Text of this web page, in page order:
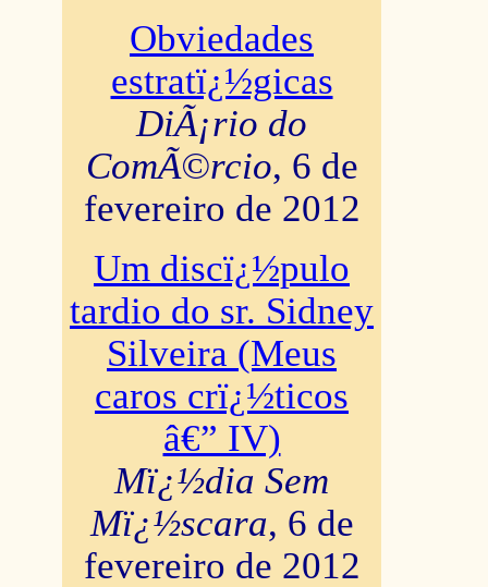
Obviedades
estratï¿½gicas
DiÃ¡rio do
ComÃ©rcio, 6 de
fevereiro de 2012
Um discï¿½pulo
tardio do sr. Sidney
Silveira (Meus
caros crï¿½ticos
â€” IV)
Mï¿½dia Sem
Mï¿½scara, 6 de
fevereiro de 2012